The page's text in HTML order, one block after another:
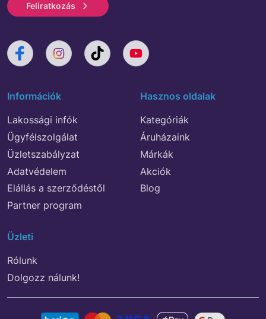
36 hónapos kor alatt nem ajánlott. Apró
Feliratkozás
Információk
Lakossági infók
Ügyfélszolgálat
Üzletszabályzat
Adatvédelem
Elállás a szerződéstől
Partner program
Hasznos oldalak
Kategóriák
Áruházaink
Márkák
Akciók
Blog
Üzleti
Rólunk
Dolgozz nálunk!